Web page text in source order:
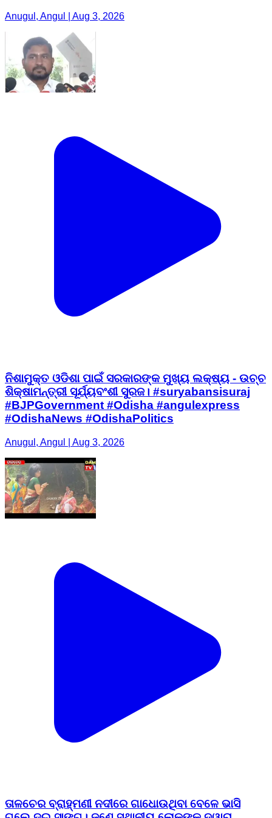
Anugul, Angul | Aug 3, 2026
ନିଶାମୁକ୍ତ ଓଡିଶା ପାଇଁ ସରକାରଙ୍କ ମୁଖ୍ୟ ଲକ୍ଷ୍ୟ - ଉଚ୍ଚ
ଶିକ୍ଷାମନ୍ତ୍ରୀ ସୂର୍ଯ୍ୟବଂଶୀ ସୁରଜ। #suryabansisuraj
#BJPGovernment #Odisha #angulexpress
#OdishaNews #OdishaPolitics
Anugul, Angul | Aug 3, 2026
ତାଳଚେର ବ୍ରାହ୍ମଣୀ ନଦୀରେ ଗାଧୋଉଥିବା ବେଳେ ଭାସି